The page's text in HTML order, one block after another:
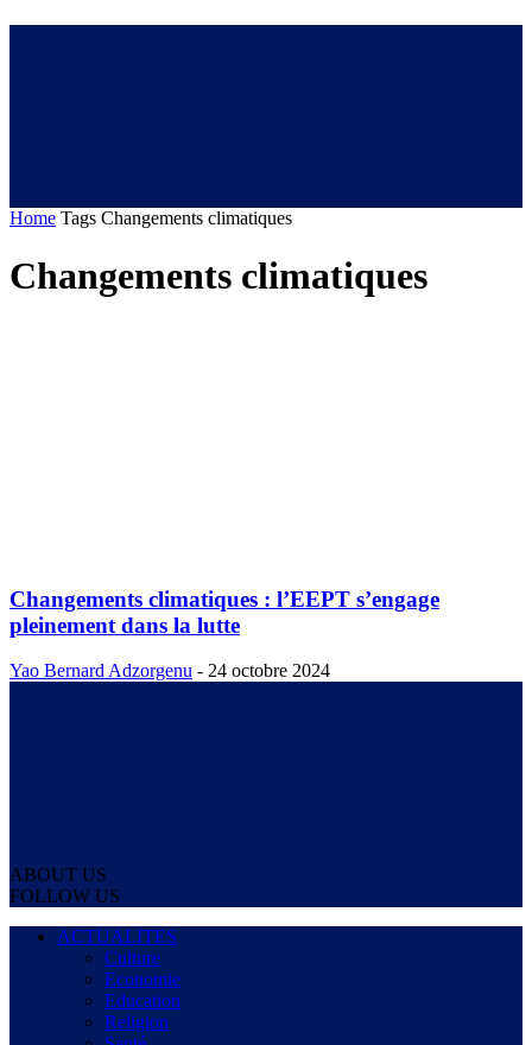
Home Tags Changements climatiques
Changements climatiques
Changements climatiques : l’EEPT s’engage
pleinement dans la lutte
Yao Bernard Adzorgenu - 24 octobre 2024
ABOUT US
FOLLOW US
ACTUALITES
Culture
Economie
Education
Religion